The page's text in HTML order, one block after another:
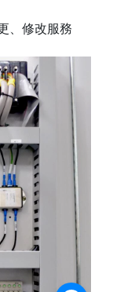
、修改服務